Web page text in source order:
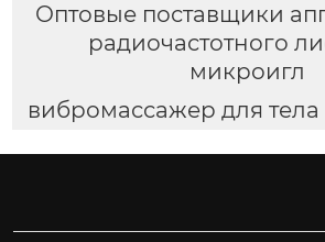
Оптовые поставщики
радиочастотного
микроигл
вибромассажер для тела